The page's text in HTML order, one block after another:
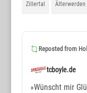
Zillertal Älterwerden
Reposted from
tcboyle.de
»Wünscht mir